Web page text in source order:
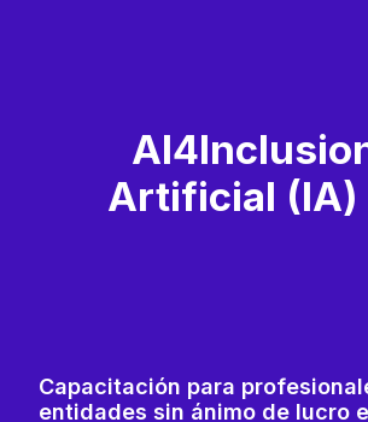
Artificial (IA)
Capacitación para
entidades sin ánimo de lucro